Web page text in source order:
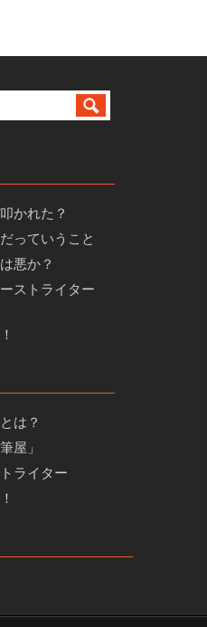
かれた？
っていうこと
悪か？
ストライター
は？
屋」
ライター